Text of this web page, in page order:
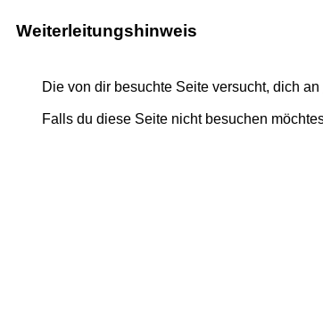
Weiterleitungshinweis
Die von dir besuchte Seite versucht, dich an
Falls du diese Seite nicht besuchen